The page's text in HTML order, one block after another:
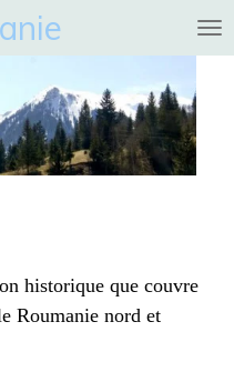
historique que couvre
Roumanie nord et